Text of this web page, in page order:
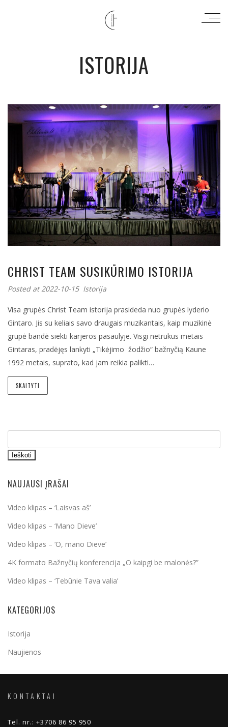
ISTORIJA
CHRIST TEAM SUSIKŪRIMO ISTORIJA
Posted at 2022-10-15 Istorija
Visa grupės Christ Team istorija prasideda nuo grupės lyderio
Gintaro. Jis su keliais savo draugais muzikantais, kaip muzikinė
grupė bandė siekti karjeros pasaulyje. Visgi netrukus metais
Gintaras, pradėjęs lankyti „Tikėjimo žodžio“ bažnyčią Kaune
1992 metais, suprato, kad jam reikia palikti…
SKAITYTI
Ieškoti
NAUJAUSI ĮRAŠAI
Video klipas – ‘Laisvas aš’
Video klipas – ‘Mano Dieve’
Video klipas – ‘O, mano Dieve’
4K formato Bažnyčių konferencija „O kaipgi be malonės?”
Video klipas – ‘Tebūnie Tava valia’
KATEGORIJOS
Istorija
Naujienos
KONTAKTAI
Tel. nr.: +3706 86 95 950